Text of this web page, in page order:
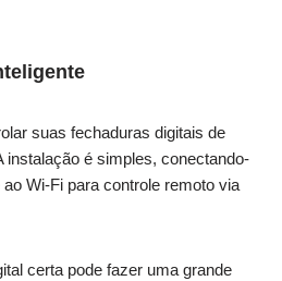
suas fechaduras digitais de
instalação é simples, conectando-
Wi-Fi para controle remoto via
certa pode fazer uma grande